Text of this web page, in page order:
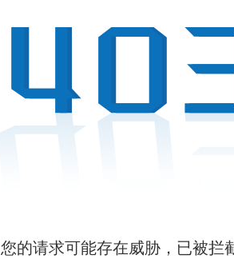
您的请求可能存在威胁，已被拦